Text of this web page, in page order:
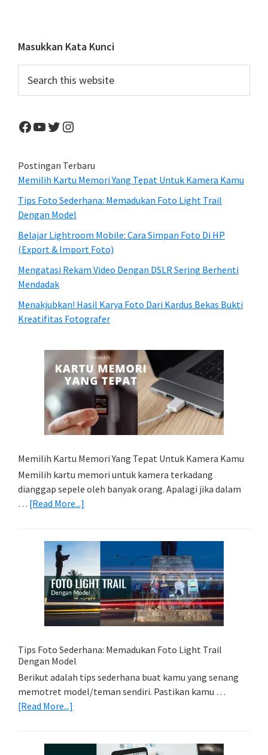
Primary
Sidebar
Masukkan Kata Kunci
this
website
Facebook
YouTube
Twitter
Instagram
Postingan Terbaru
Memilih Kartu Memori Yang Tepat Untuk Kamera Kamu
Tips Foto Sederhana: Memadukan Foto Light Trail
Dengan Model
Belajar Lightroom Mobile: Cara Simpan Foto Di HP
(Export & Import Foto)
Mengatasi Rekam Video Dengan DSLR Sering Berhenti
Mendadak
Menakjubkan! Hasil Karya Foto Dari Kardus Bekas Bukti
Kreatifitas Fotografer
Memilih Kartu Memori Yang Tepat Untuk Kamera Kamu
Memilih kartu memori untuk kamera terkadang
dianggap sepele oleh banyak orang. Apalagi jika dalam
… [Read More...]
Memori
Tepat
Untuk
Kamera
Kamu
Tips Foto Sederhana: Memadukan Foto Light Trail
Dengan Model
Berikut adalah tips sederhana buat kamu yang senang
memotret model/teman sendiri. Pastikan kamu …
[Read More...]
Sederhana: